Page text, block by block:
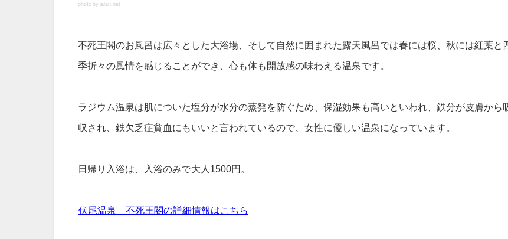
photo by jalan.net
不死王閣のお風呂は広々とした大浴場、そして自然に囲まれた露天風呂では春には桜、秋には紅葉と
季折々の風情を感じることができ、心も体も開放感の味わえる温泉です。
ラジウム温泉は肌についた塩分が水分の蒸発を防ぐため、保湿効果も高いといわれ、鉄分が皮膚から
収され、鉄欠乏症貧血にもいいと言われているので、女性に優しい温泉になっています。
日帰り入浴は、入浴のみで大人1500円。
伏尾温泉 不死王閣の詳細情報はこちら